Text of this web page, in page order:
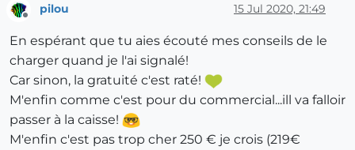
Offline
pilou 15 Jul 2020, 21:49
En espérant que tu aies écouté mes conseils de le
charger quand je l'ai signalé!
Car sinon, la gratuité c'est raté!
M'enfin comme c'est pour du commercial...ill va falloir
passer à la caisse!
M'enfin c'est pas trop cher 250 € je crois (219€